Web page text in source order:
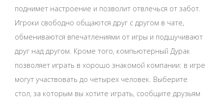
поднимет настроение и позволит отвлечься от забот.
Игроки свободно общаются друг с другом в чате,
обмениваются впечатлениями от игры и подшучивают
друг над другом. Кроме того, компьютерный Дурак
позволяет играть в хорошо знакомой компании: в игре
могут участвовать до четырех человек. Выберите
стол, за которым вы хотите играть, сообщите друзьям